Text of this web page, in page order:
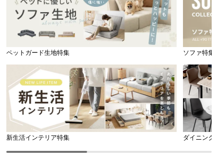
[クイーン] デンマークデザイ
ン ベッドフレーム 木目調
¥29,999
幅99cm デンマーク デザイン
マルチキャビネット
¥26,999
幅147cm デンマーク デザイ
幅99cm デンマーク デザイン
ペットガード生地特集 ソファ特集
新生活インテリア特集 ダイニング